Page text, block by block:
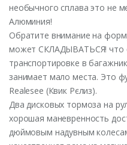
необычного сплава это не
Алюминия!
Обратите внимание на
может СКЛАДЫВАТЬСЯ! что
транспортировке в
занимает мало места. Это
Realesee (Квик Рєлиз).
Два дисковых тормоза на
хорошая маневренность
дюймовым надувным